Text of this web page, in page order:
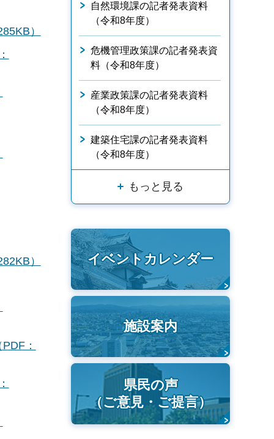
）
）
：
自然環境課の記者発表資料
（令和8年度）
危機管理政策課の記者発表資
料（令和8年度）
産業政策課の記者発表資料
（令和8年度）
建築住宅課の記者発表資料
（令和8年度）
もっと見る
イベントカレンダー
施設案内
県民の声
（ご意見・ご提言）